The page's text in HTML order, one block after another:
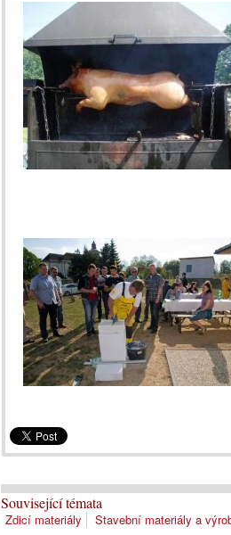
Související témata
Zdicí materiály Stavební materiály a